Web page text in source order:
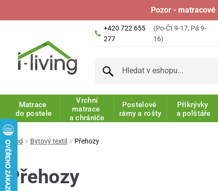
Pozor -
+420 722 655
277
(Po-Čt 9-17, Pá 9-
16)
Matrace
do postele
Vrchní
matrace
a chrániče
Postelové
rámy a rošty
Přikrývky
a polštáře
Úvod Bytový textil Přehozy
Přehozy